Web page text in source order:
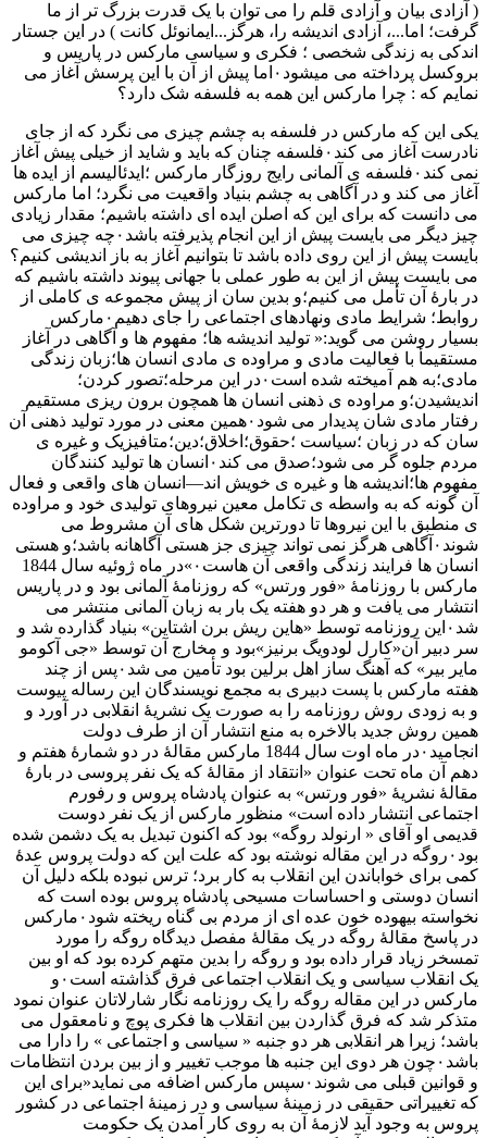
( آزادی بیان و آزادی قلم را می ‌توان با یک قدرت بزرگ‌ تر از ما
گرفت؛ اما...، آزادی اندیشه را، هرگز...ایمانوئل کانت ) در این جستار
اندکی به زندگی شخصی ؛ فکری و سیاسی مارکس در پاریس و
بروکسل پرداخته می میشود۰اما پیش از آن با این پرسش آغاز می
نمایم که : چرا مارکس این همه به فلسفه شک دارد؟
یکی این که مارکس در فلسفه به چشم چیزی می نگرد که از جای
نادرست آغاز می کند۰فلسفه‌ چنان که باید و شاید از خیلی پیش آغاز
نمی کند۰فلسفه ی آلمانی رایج روزگار مارکس ؛ایدئالیسم از ایده ها
آغاز می کند و در آگاهی به چشم بنیاد واقعیت می نگرد؛ اما مارکس
می دانست که برای این که اصلن ایده ای داشته باشیم؛ مقدار زیادی
چیز دیگر می بایست پیش از این انجام پذیرفته باشد۰چه چیزی می
بایست پیش از این روی داده باشد تا بتوانیم آغاز به باز اندیشی کنیم؟
می بایست پیش از این به طور عملی با جهانی پیوند داشته باشیم که
در بارهٔ آن تأمل می کنیم؛و بدین سان از پیش مجموعه ی کاملی از
روابط؛ شرایط مادی و‌نهادهای اجتماعی را جای دهیم۰مارکس
بسیار روشن می گوید:« تولید اندیشه ها؛ مفهوم ها و آگاهی در آغاز
مستقیمأ با فعالیت مادی و مراوده ی مادی انسان ها؛زبان زندگی
مادی؛به هم آمیخته شده است۰در این مرحله؛تصور کردن؛
اندیشیدن؛و مراوده ی ذهنی انسان ها همچون برون ریزی مستقیم
رفتار مادی شان پدیدار می شود۰همین معنی در مورد تولید ذهنی آن
سان که در زبان ؛سیاست ؛حقوق؛اخلاق؛دین؛متافیزیک و غیره ی
مردم جلوه گر می شود؛صدق می کند۰انسان ها تولید کنندگان
مفهوم ها؛اندیشه ها و غیره ی خویش اند—انسان های واقعی و فعال
آن گونه که به واسطه ی تکامل معین نیروهای تولیدی خود و مراوده
ی منطبق با این نیروها تا دورترین شکل های آن مشروط می
شوند۰آگاهی هر‌گز نمی تواند چیزی جز هستی آگاهانه باشد؛و هستی
انسان ها فرایند زندگی واقعی آن هاست۰»در ماه ژوئیه سال 1844
مارکس با روزنامهٔ «فور ورتس» که روزنامهٔ آلمانی بود و در پاریس
انتشار می یافت و هر دو هفته یک بار به زبان آلمانی منتشر می
شد۰این روزنامه توسط «هاین ریش برن اشتاین» بنیاد گذارده شد و
سر دبیر آن«کارل لودویگ برنیز»بود و مخارج آن توسط «جی آکومو
مایر بیر» که آهنگ ساز اهل برلین بود تأمین می شد۰پس از چند
هفته مارکس با پست دبیری به مجمع نویسندگان این رساله پیوست
و به زودی روش روزنامه را به صورت یک نشریهٔ انقلابی در آورد و
همین روش جدید بالاخره به منع انتشار آن از طرف دولت
انجامید۰در ماه اوت سال 1844 مارکس مقالهٔ در دو شمارهٔ هفتم و
دهم آن ماه تحت عنوان «انتقاد از مقالهٔ که یک نفر پروسی در بارهٔ
مقالهٔ نشریهٔ «فور ورتس» به عنوان پادشاه پروس و رفورم
اجتماعی انتشار داده است» منظور مارکس از یک نفر دوست
قدیمی او آقای « ارنولد روگه» بود که اکنون تبدیل به یک دشمن شده
بود۰روگه در این مقاله نوشته بود که علت این که دولت پروس عدهٔ
کمی برای خواباندن این انقلاب به کار برد؛ ترس نبوده بلکه دلیل آن
انسان دوستی و احساسات مسیحی پادشاه پروس بوده است که
نخواسته بیهوده خون عده ای از مردم بی گناه ریخته شود۰مارکس
در پاسخ مقالهٔ روگه در یک مقالهٔ مفصل دیدگاه روگه را مورد
تمسخر زیاد قرار داده بود و روگه را بدین متهم کرده بود که او بین
یک انقلاب سیاسی و یک انقلاب اجتماعی فرق گذاشته است۰و
مارکس در این مقاله روگه را یک روزنامه نگار شارلاتان عنوان نمود
متذکر شد که فرق گذاردن بین انقلاب ها فکری پوچ و نامعقول می
باشد؛ زیرا هر انقلابی هر دو جنبه « سیاسی و اجتماعی » را دارا می
باشد۰چون هر دوی این جنبه ها موجب تغییر و از بین بردن انتظامات
و قوانین قبلی می شوند۰سپس مارکس اضافه می نماید«برای این
که تغییراتی حقیقی در زمینهٔ سیاسی و در زمینهٔ اجتماعی در کشور
پروس به وجود آید لازمهٔ آن به روی کار آمدن یک حکومت